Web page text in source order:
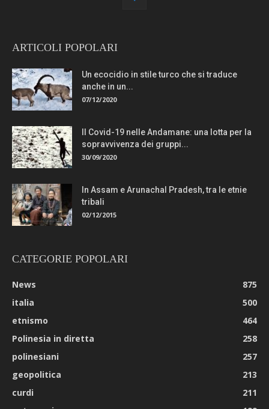
ARTICOLI POPOLARI
Un ecocidio in stile turco che si traduce
anche in un...
07/12/2020
Il Covid-19 nelle Andamane: una lotta per la
sopravvivenza dei gruppi...
30/09/2020
In Assam e Arunachal Pradesh, tra le etnie
tribali
02/12/2015
CATEGORIE POPOLARI
News
875
italia
500
etnismo
464
Polinesia in diretta
258
polinesiani
257
geopolitica
213
curdi
211